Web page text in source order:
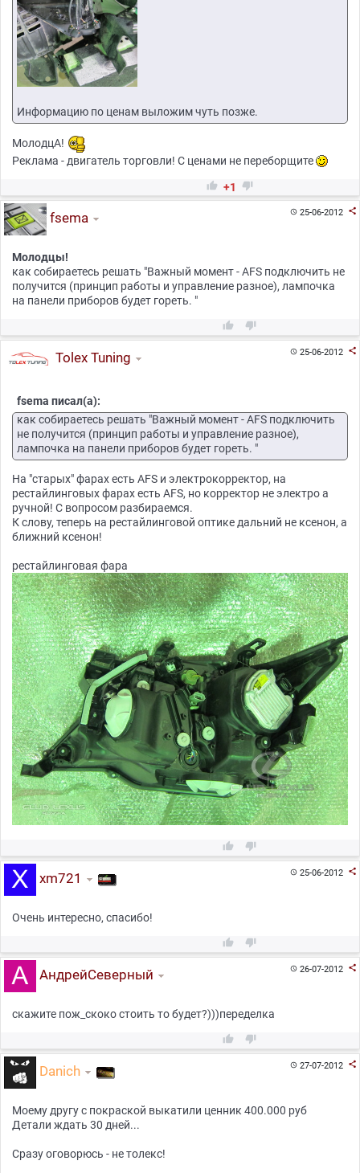
Информацию по ценам выложим чуть позже.
МолодцА!
Реклама - двигатель торговли! С ценами не переборщите
 +1 
25-06-2012 
fsema
Молодцы!
как собираетесь решать "Важный момент - AFS подключить не
получится (принцип работы и управление разное), лампочка
на панели приборов будет гореть. "
 
25-06-2012 
Tolex Tuning
fsema писал(а):
как собираетесь решать "Важный момент - AFS подключить
не получится (принцип работы и управление разное),
лампочка на панели приборов будет гореть. "
На "старых" фарах есть AFS и электрокорректор, на
рестайлинговых фарах есть AFS, но корректор не электро а
ручной! С вопросом разбираемся.
К слову, теперь на рестайлинговой оптике дальний не ксенон, а
ближний ксенон!
рестайлинговая фара
 
25-06-2012 
xm721
Очень интересно, спасибо!
 
26-07-2012 
АндрейСеверный
скажите пож_скоко стоить то будет?)))переделка
 
27-07-2012 
Danich
Моему другу с покраской выкатили ценник 400.000 руб
Детали ждать 30 дней...
Сразу оговорюсь - не толекс!